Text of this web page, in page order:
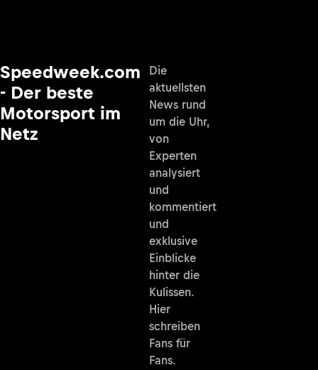
Speedweek.com
- Der beste
Motorsport im
Netz
Die
aktuellsten
News rund
um die Uhr,
von
Experten
analysiert
und
kommentiert
und
exklusive
Einblicke
hinter die
Kulissen.
Hier
schreiben
Fans für
Fans.